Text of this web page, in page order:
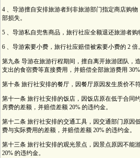
4 、导游擅自安排旅游者到非旅游部门指定商店购
部损失。
5 、导游私自兜售商品，旅行社应全额退还旅游者购
6 、导游索要小费，旅行社应赔偿被索要小费的 2 倍。
第九条 导游在旅游行程期间，擅自离开旅游团队，
支出的食宿费等直接费用，并赔偿全部旅游费用 30%
第十条 旅行社安排的餐厅，因餐厅原因发生质价不
第十一条 旅行社安排的饭店，因饭店原在低于合同
房费的差额，并赔偿差额 20% 的违约金。
第十二条 旅行社安排的交通工具，因交通部门原因
费与实际费用的差额，并赔偿差额 20% 的违约金。
第十三条 旅行社安排的观光景点，因景点原因不能
20% 的违约金。